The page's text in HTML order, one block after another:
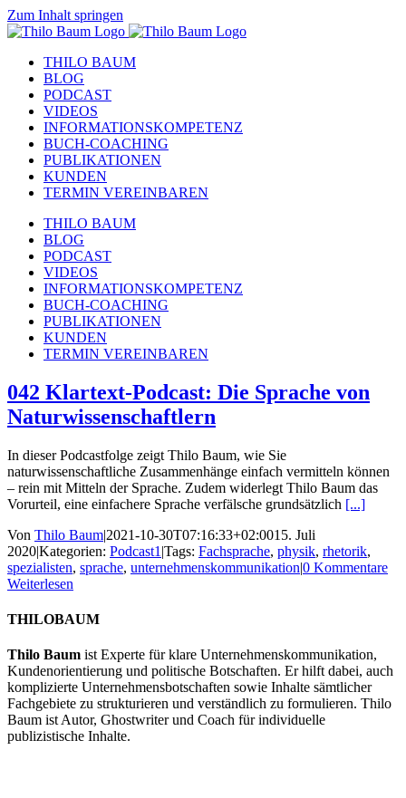
Zum Inhalt springen
THILO BAUM
BLOG
PODCAST
VIDEOS
INFORMATIONSKOMPETENZ
BUCH-COACHING
PUBLIKATIONEN
KUNDEN
TERMIN VEREINBAREN
THILO BAUM
BLOG
PODCAST
VIDEOS
INFORMATIONSKOMPETENZ
BUCH-COACHING
PUBLIKATIONEN
KUNDEN
TERMIN VEREINBAREN
042 Klartext-Podcast: Die Sprache von
Naturwissenschaftlern
In dieser Podcastfolge zeigt Thilo Baum, wie Sie
naturwissenschaftliche Zusammenhänge einfach vermitteln können
– rein mit Mitteln der Sprache. Zudem widerlegt Thilo Baum das
Vorurteil, eine einfachere Sprache verfälsche grundsätzlich [...]
Von Thilo Baum|2021-10-30T07:16:33+02:0015. Juli
2020|Kategorien: Podcast1 |Tags: Fachsprache, physik, rhetorik,
spezialisten, sprache, unternehmenskommunikation|0 Kommentare
Weiterlesen
THILOBAUM
Thilo Baum ist Experte für klare Unternehmenskommunikation,
Kundenorientierung und politische Botschaften. Er hilft dabei, auch
komplizierte Unternehmensbotschaften sowie Inhalte sämtlicher
Fachgebiete zu strukturieren und verständlich zu formulieren. Thilo
Baum ist Autor, Ghostwriter und Coach für individuelle
publizistische Inhalte.